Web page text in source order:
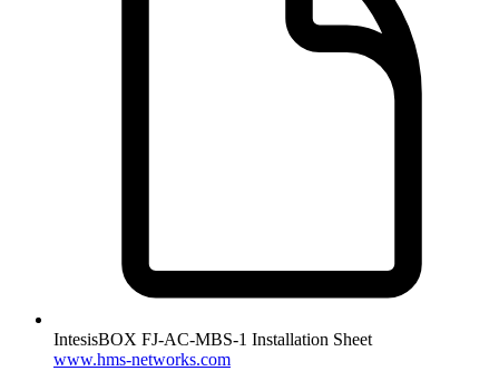
IntesisBOX FJ-AC-MBS-1 Installation Sheet
www.hms-networks.com